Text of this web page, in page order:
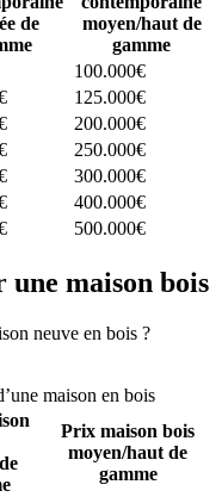
de
moyen/haut de
gamme
100.000€
125.000€
200.000€
250.000€
300.000€
400.000€
500.000€
maison bois
neuve en bois ?
maison en bois
Prix maison bois
moyen/haut de
gamme